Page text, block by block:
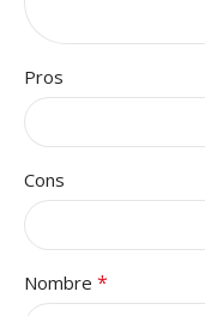
Pros
Cons
Nombre *